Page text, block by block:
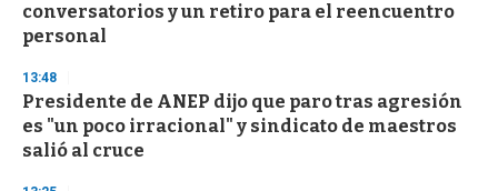
conversatorios y un retiro para el reencuentro
personal
13:48
Presidente de ANEP dijo que paro tras agresión
es "un poco irracional" y sindicato de maestros
salió al cruce